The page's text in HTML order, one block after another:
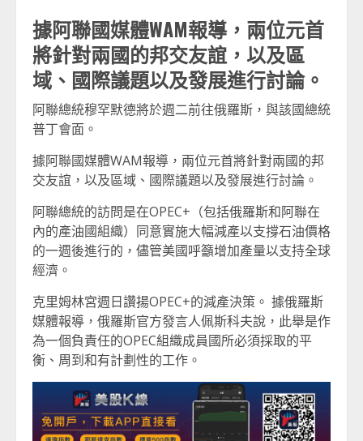
據阿聯國媒體WAM報導，兩位元首
將針對兩國的邦交友誼，以及區
域、國際議題以及發展進行討論。
阿聯總統穆罕默德將於週二前往俄羅斯，與該國總統
普丁會面。
據阿聯國媒體WAM報導，兩位元首將針對兩國的邦
交友誼，以及區域、國際議題以及發展進行討論。
阿聯總統的訪問是在OPEC+（包括俄羅斯和阿聯在
內的產油國組織）同意實施大幅減產以支撐石油價格
的一週後進行的，儘管美國呼籲增加產量以支持全球
經濟。
克里姆林宮週日讚揚OPEC+的減產決策。 據俄羅斯
媒體報導，俄羅斯官方發言人佩斯科夫說，此舉是作
為一個負責任的OPEC組織成員國所必須採取的平
衡、周到和有計劃性的工作。